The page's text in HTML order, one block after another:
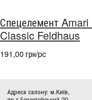
Спецелемент
Classic Feldhaus
191,00 грн/pc
Адреса салону: м.Київ,